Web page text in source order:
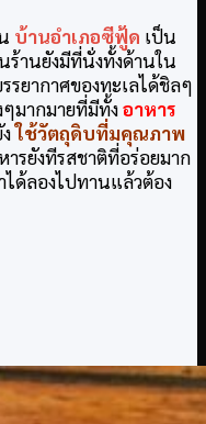
บ้านอำเภอซีฟู้ด เป็น
ร้านยังมีที่นั่งทั้งด้านใน
ยากาศของทะเลได้ชิลๆ
ๆมากมายที่มีทั้งอาหาร
งใช้วัตถุดิบที่มคุณภาพ
รยังทีรสชาติที่อร่อยมาก
ได้ลองไปทานแล้วต้อง